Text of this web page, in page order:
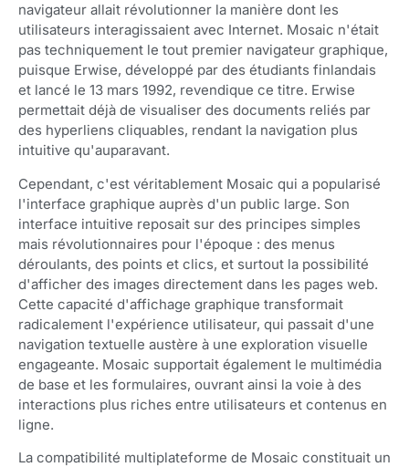
navigateur allait révolutionner la manière dont les
utilisateurs interagissaient avec Internet. Mosaic n'était
pas techniquement le tout premier navigateur graphique,
puisque Erwise, développé par des étudiants finlandais
et lancé le 13 mars 1992, revendique ce titre. Erwise
permettait déjà de visualiser des documents reliés par
des hyperliens cliquables, rendant la navigation plus
intuitive qu'auparavant.
Cependant, c'est véritablement Mosaic qui a popularisé
l'interface graphique auprès d'un public large. Son
interface intuitive reposait sur des principes simples
mais révolutionnaires pour l'époque : des menus
déroulants, des points et clics, et surtout la possibilité
d'afficher des images directement dans les pages web.
Cette capacité d'affichage graphique transformait
radicalement l'expérience utilisateur, qui passait d'une
navigation textuelle austère à une exploration visuelle
engageante. Mosaic supportait également le multimédia
de base et les formulaires, ouvrant ainsi la voie à des
interactions plus riches entre utilisateurs et contenus en
ligne.
La compatibilité multiplateforme de Mosaic constituait un